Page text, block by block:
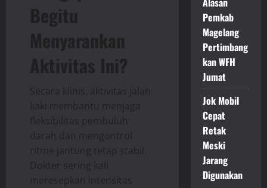
Begitu
Menyarankan
Aktivitas Ini?
Secara klinis, aktivitas jalan
kaki membantu menjaga
fleksibilitas pembuluh
darah dan mengontrol
ritme jantung tetap stabil.
Dokter sering kali
meresepkan intensitas
Pemkab
Magelang
Pertimbang
kan WFH
Jumat
Jok Mobil
Cepat
Retak
Meski
Jarang
Digunakan